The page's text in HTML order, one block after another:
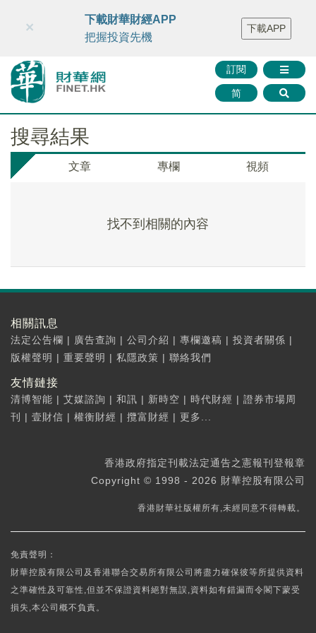
財華智庫網 FINTV FINMETA 財華證券 媒體矩陣
智庫沙龍
聯絡我們
訂閱
简
×
下載財華財經APP
把握投資先機
下載APP
搜尋結果
文章 專欄 視頻
找不到相關的內容
相關訊息
法定公告欄 | 廣告查詢 | 公司介紹 | 專欄邀稿 | 投資者關係 |
版權聲明 | 重要聲明 | 私隱政策 | 聯絡我們
友情鏈接
清博智能 | 艾媒諮詢 | 和訊 | 新時空 | 時代財經 | 證券市場周
刊
| 壹財信 | 權衡財經 | 攬富財經 | 更多...
香港政府指定刊載法定通告之憲報刊登報章
Copyright © 1998 - 2026 財華控股有限公司
香港財華社版權所有,未經同意不得轉載。
免責聲明：
財華控股有限公司及香港聯合交易所有限公司將盡力確保彼等所提供資料
之準確性及可靠性,但並不保證資料絕對無誤,資料如有錯漏而令閣下蒙受
損失,本公司概不負責。